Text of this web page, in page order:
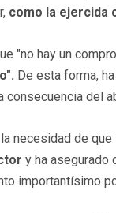
como la ejercida
"no hay un
De esta forma,
del
necesidad de
y ha asegurado
importantísimo